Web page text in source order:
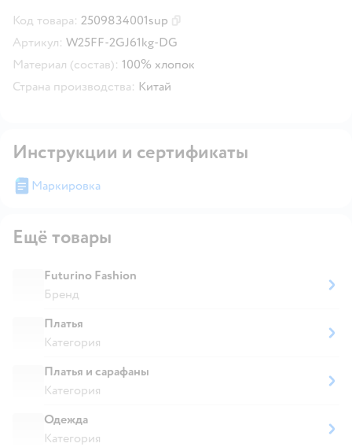
Код товара: 2509834001sup
Артикул: W25FF-2GJ61kg-DG
Материал (состав): 100% хлопок
Страна производства: Китай
Инструкции и сертификаты
Маркировка
Ещё товары
Futurino Fashion
Бренд
Платья
Категория
Платья и сарафаны
Категория
Одежда
Категория